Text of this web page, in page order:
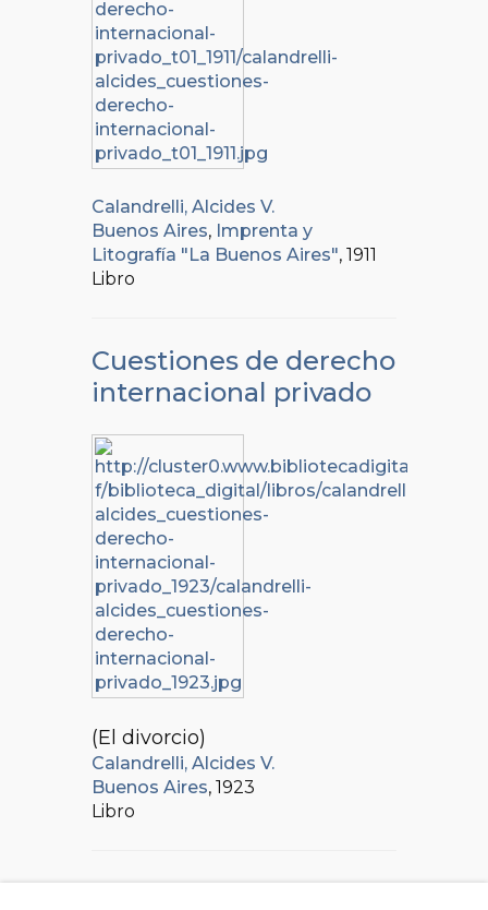
Calandrelli, Alcides V.
Buenos Aires, Imprenta y
Litografía "La Buenos Aires", 1911
Libro
Cuestiones de derecho
internacional privado
(El divorcio)
Calandrelli, Alcides V.
Buenos Aires, 1923
Libro